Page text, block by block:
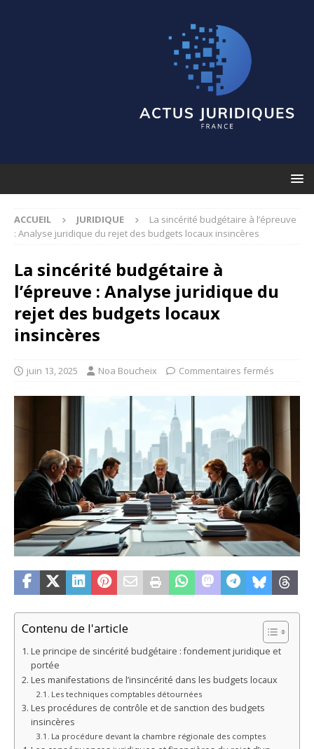
ACCUEIL JURIDIQUE
La sincérité budgétaire à l’épreuve
: Analyse juridique du rejet des budgets locaux insincères
La sincérité budgétaire à
l’épreuve : Analyse juridique du
rejet des budgets locaux
insincères
juin 13, 2025 Noa Boucheix Commentaires fermés
Contenu de l'article
Le principe de sincérité budgétaire : fondement juridique et
portée
Les manifestations de l’insincérité dans les budgets locaux
Les techniques comptables détournées
Les procédures de contrôle et de sanction des budgets
insincères
La procédure devant la chambre régionale des comptes